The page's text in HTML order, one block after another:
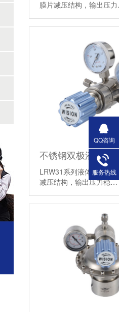
膜片减压结构，输出压
不锈钢双极液体减
LRW31系列液体双级减压
减压结构，输出压力稳…
QQ咨询
服务热线